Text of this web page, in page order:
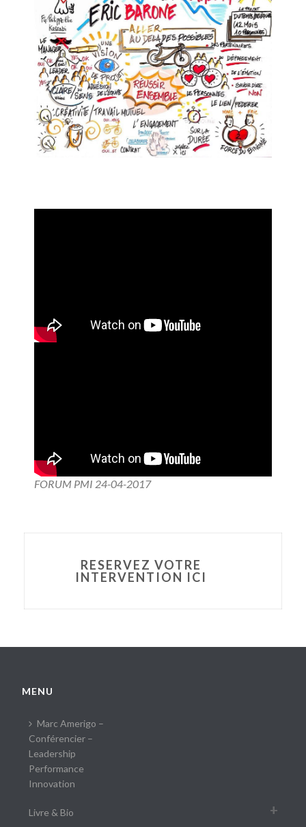
FORUM PMI 24-04-2017
RESERVEZ VOTRE
INTERVENTION ICI
MENU
Marc Amerigo –
Conférencier –
Leadership
Performance
Innovation
Livre & Bio